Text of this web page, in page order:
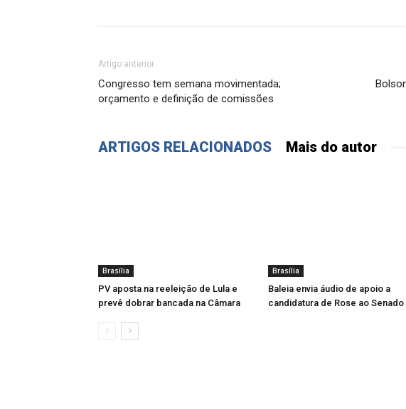
Artigo anterior
Congresso tem semana movimentada;
orçamento e definição de comissões
ARTIGOS RELACIONADOS Mais do autor
Brasília
PV aposta na reeleição de Lula e
prevê dobrar bancada na Câmara
Brasília
Baleia envia áudio de apoio a
candidatura de Rose ao Senado